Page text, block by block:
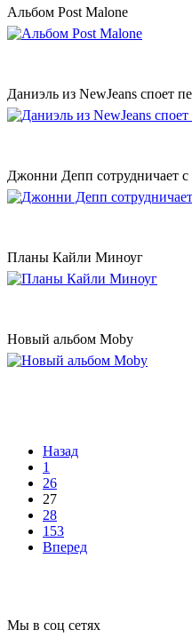
Альбом Post Malone
Даниэль из NewJeans споет
Джонни Депп сотрудничает
Планы Кайли Миноуг
Новый альбом Moby
Назад
1
26
27
28
153
Вперед
Мы в соц сетях